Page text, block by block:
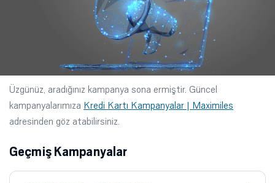
Üzgünüz, aradığınız kampanya sona ermiştir. Güncel
kampanyalarımıza Kredi Kartı Kampanyalar | Maximiles
adresinden göz atabilirsiniz.
Geçmiş Kampanyalar